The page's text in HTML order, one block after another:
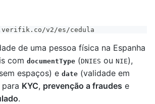
v2/es/cedula
de uma pessoa física na Espanha
com documentType (DNIES ou NIE),
espaços) e date (validade em
para KYC, prevenção a fraudes e
.